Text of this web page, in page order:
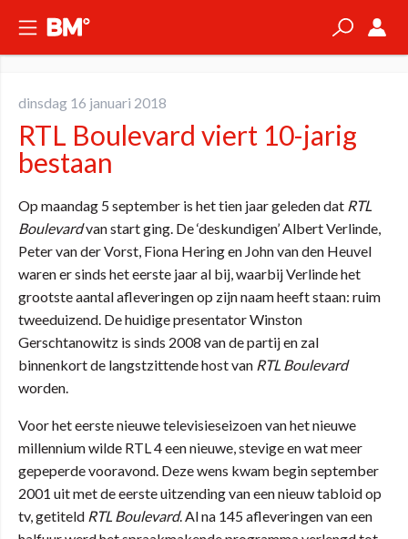
dinsdag 16 januari 2018
RTL Boulevard viert 10-jarig
bestaan
Op maandag 5 september is het tien jaar geleden dat RTL
Boulevardvan start ging. De ‘deskundigen’ Albert Verlinde,
Peter van der Vorst, Fiona Hering en John van den Heuvel
waren er sinds het eerste jaar al bij, waarbij Verlinde het
grootste aantal afleveringen op zijn naam heeft staan: ruim
tweeduizend. De huidige presentator Winston
Gerschtanowitz is sinds 2008 van de partij en zal
binnenkort de langstzittende host van RTL Boulevard
worden.
Voor het eerste nieuwe televisieseizoen van het nieuwe
millennium wilde RTL 4 een nieuwe, stevige en wat meer
gepeperde vooravond. Deze wens kwam begin september
2001 uit met de eerste uitzending van een nieuw tabloid op
tv, getiteld RTL Boulevard. Al na 145 afleveringen van een